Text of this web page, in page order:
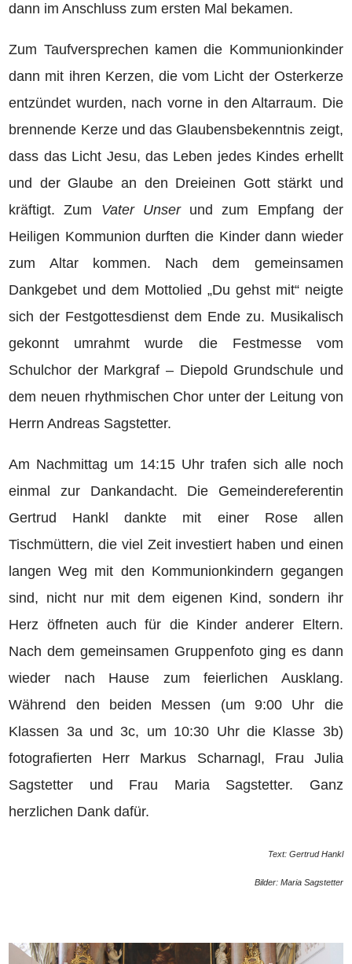
dann im Anschluss zum ersten Mal bekamen.
Zum Taufversprechen kamen die Kommunionkinder
dann mit ihren Kerzen, die vom Licht der Osterkerze
entzündet wurden, nach vorne in den Altarraum. Die
brennende Kerze und das Glaubensbekenntnis zeigt,
dass das Licht Jesu, das Leben jedes Kindes erhellt
und der Glaube an den Dreieinen Gott stärkt und
kräftigt. Zum Vater Unserund zum Empfang der
Heiligen Kommunion durften die Kinder dann wieder
zum Altar kommen. Nach dem gemeinsamen
Dankgebet und dem Mottolied „Du gehst mit“ neigte
sich der Festgottesdienst dem Ende zu. Musikalisch
gekonnt umrahmt wurde die Festmesse vom
Schulchor der Markgraf – Diepold Grundschule und
dem neuen rhythmischen Chor unter der Leitung von
Herrn Andreas Sagstetter.
Am Nachmittag um 14:15 Uhr trafen sich alle noch
einmal zur Dankandacht. Die Gemeindereferentin
Gertrud Hankl dankte mit einer Rose allen
Tischmüttern, die viel Zeit investiert haben und einen
langen Weg mit den Kommunionkindern gegangen
sind, nicht nur mit dem eigenen Kind, sondern ihr
Herz öffneten auch für die Kinder anderer Eltern.
Nach dem gemeinsamen Gruppenfoto ging es dann
wieder nach Hause zum feierlichen Ausklang.
Während den beiden Messen (um 9:00 Uhr die
Klassen 3a und 3c, um 10:30 Uhr die Klasse 3b)
fotografierten Herr Markus Scharnagl, Frau Julia
Sagstetter und Frau Maria Sagstetter. Ganz
herzlichen Dank dafür.
Text: Gertrud Hankl
Bilder: Maria Sagstetter